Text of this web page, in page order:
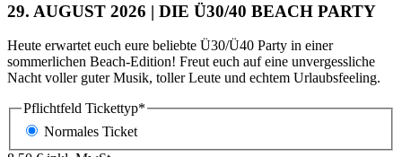
29. AUGUST 2026 | DIE Ü30/40 BEACH PARTY
Heute erwartet euch eure beliebte Ü30/Ü40 Party in einer
sommerlichen Beach-Edition! Freut euch auf eine unvergessliche
Nacht voller guter Musik, toller Leute und echtem Urlaubsfeeling.
Pflichtfeld Tickettyp*
Normales Ticket